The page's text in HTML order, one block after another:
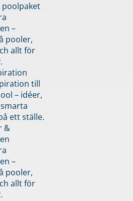
–
pooler,
allt för
till
– idéer,
ett ställe.
&
–
pooler,
allt för